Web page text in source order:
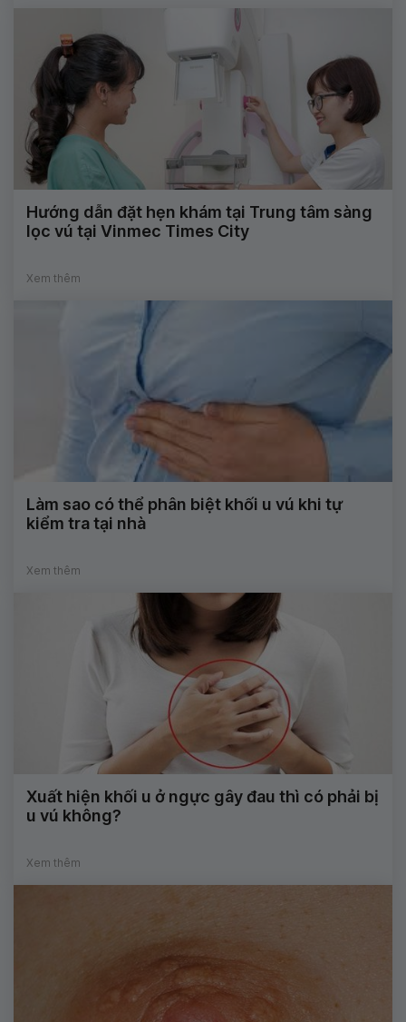
Hướng dẫn đặt hẹn khám tại Trung tâm sàng
lọc vú tại Vinmec Times City
Xem thêm
Làm sao có thể phân biệt khối u vú khi tự
kiểm tra tại nhà
Xem thêm
Xuất hiện khối u ở ngực gây đau thì có phải bị
u vú không?
Xem thêm